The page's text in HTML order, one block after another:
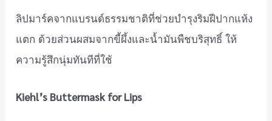
ลิปมาร์คจากแบรนด์ธรรมชาติที่ช่วยบำรุงริมฝีปากแห้ง
แตก ด้วยส่วนผสมจากขี้ผึ้งและน้ำมันพืชบริสุทธิ์ ให้
ความรู้สึกนุ่มทันทีที่ใช้
Kiehl’s Buttermask for Lips